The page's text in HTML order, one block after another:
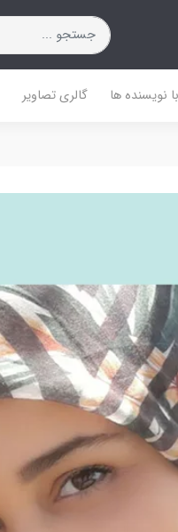
نویسنده ها گالری تصاویر